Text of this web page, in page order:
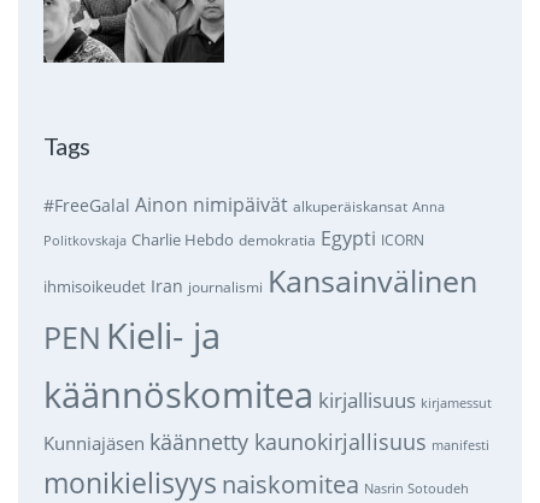
Tags
#FreeGalal Ainon nimipäivät alkuperäiskansat Anna
Politkovskaja Charlie Hebdo demokratia Egypti ICORN
ihmisoikeudet Iran journalismi Kansainvälinen
PEN Kieli- ja
käännöskomitea kirjallisuus kirjamessut
Kunniajäsen käännetty kaunokirjallisuus manifesti
monikielisyys naiskomitea Nasrin Sotoudeh